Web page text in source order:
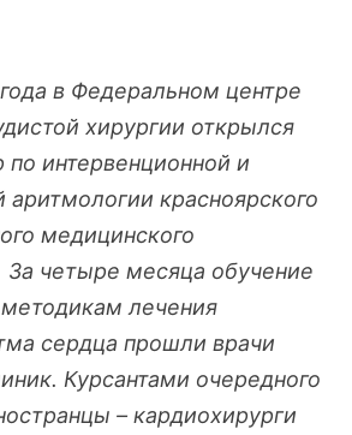
в Федеральном центре
хирургии открылся
по интервенционной и
аритмологии красноярского
медицинского
За четыре месяца обучение
лечения
сердца прошли врачи
Курсантами очередного
– кардиохирурги